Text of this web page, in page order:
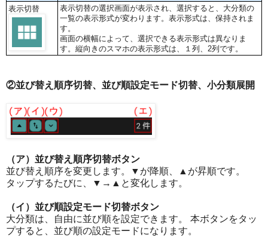
表示切替
表示切替の選択画面が表示され、選択すると、大分類の
一覧の表示形式が変わります。表示形式は、保持されま
す。
画面の横幅によって、選択できる表示形式は異なりま
す。縦向きのスマホの表示形式は、１列、2列です。
②並び替え順序切替、並び順設定モード切替、小分類展開
（ア）並び替え順序切替ボタン
並び替え順序を変更します。▼が降順、▲が昇順です。
タップするたびに、▼→▲と変化します。
（イ）並び順設定モード切替ボタン
大分類は、自由に並び順を設定できます。 本ボタンをタッ
プすると、並び順の設定モードになります。